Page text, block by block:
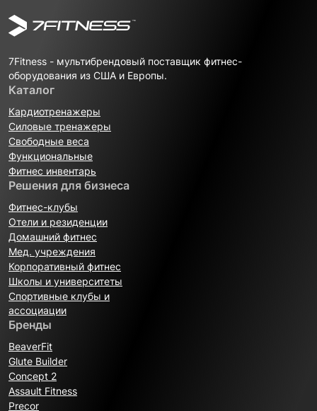
7Fitness - мультибрендовый поставщик фитнес-
оборудования из США и Европы.
Каталог
Кардиотренажеры
Силовые тренажеры
Свободные веса
Функциональные
Фитнес инвентарь
Решения для бизнеса
Фитнес-клубы
Отели и резиденции
Домашний фитнес
Мед. учреждения
Корпоративный фитнес
Школы и университеты
Спортивные клубы и
ассоциации
Бренды
BeaverFit
Glute Builder
Concept 2
Assault Fitness
Precor